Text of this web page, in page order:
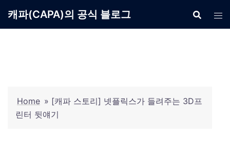
캐파(CAPA)의 공식 블로그
Home » [캐파 스토리] 넷플릭스가 들려주는 3D프
린터 뒷얘기